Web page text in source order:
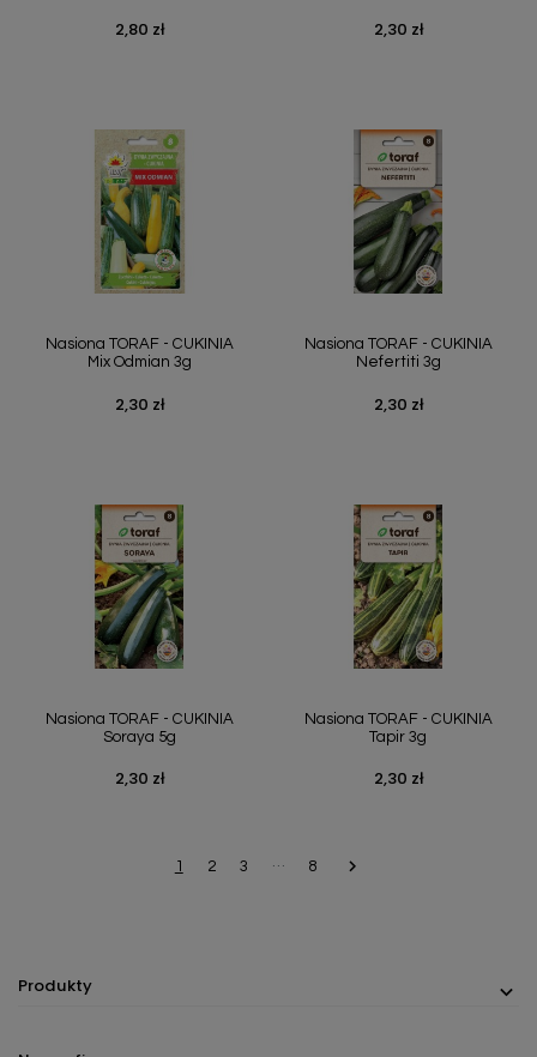
Cena
2,80 zł Cena
2,30 zł
Nasiona TORAF - CUKINIA
Mix Odmian 3g
Cena
2,30 zł
Nasiona TORAF - CUKINIA
Nefertiti 3g
Cena
2,30 zł
Nasiona TORAF - CUKINIA
Soraya 5g
Cena
2,30 zł
Nasiona TORAF - CUKINIA
Tapir 3g
Cena
2,30 zł
1 2 3 … 8 Następny

Produkty